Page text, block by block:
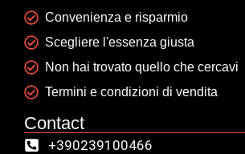
Convenienza e risparmio
Scegliere l'essenza giusta
Non hai trovato quello che cercavi
Termini e condizioni di vendita
Contact
+390239100466